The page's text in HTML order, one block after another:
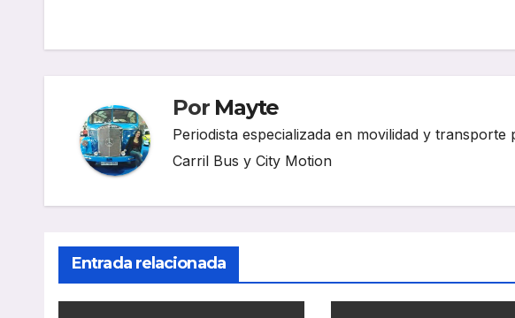
Por Mayte
Periodista especializada en movilidad y
Carril Bus y City Motion
Entrada relacionada